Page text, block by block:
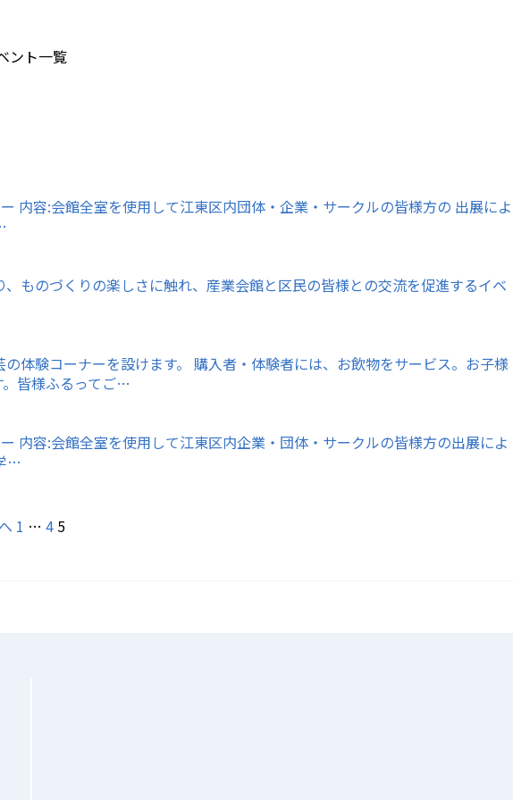
ント一覧
内容:会館全室を使用して江東区内団体・企業・サークルの皆様方の 出展によ
ものづくりの楽しさに触れ、産業会館と区民の皆様との交流を促進するイベ
体験コーナーを設けます。 購入者・体験者には、お飲物をサービス。お子様
。皆様ふるってご…
内容:会館全室を使用して江東区内企業・団体・サークルの皆様方の出展によ
…
1 … 4 5